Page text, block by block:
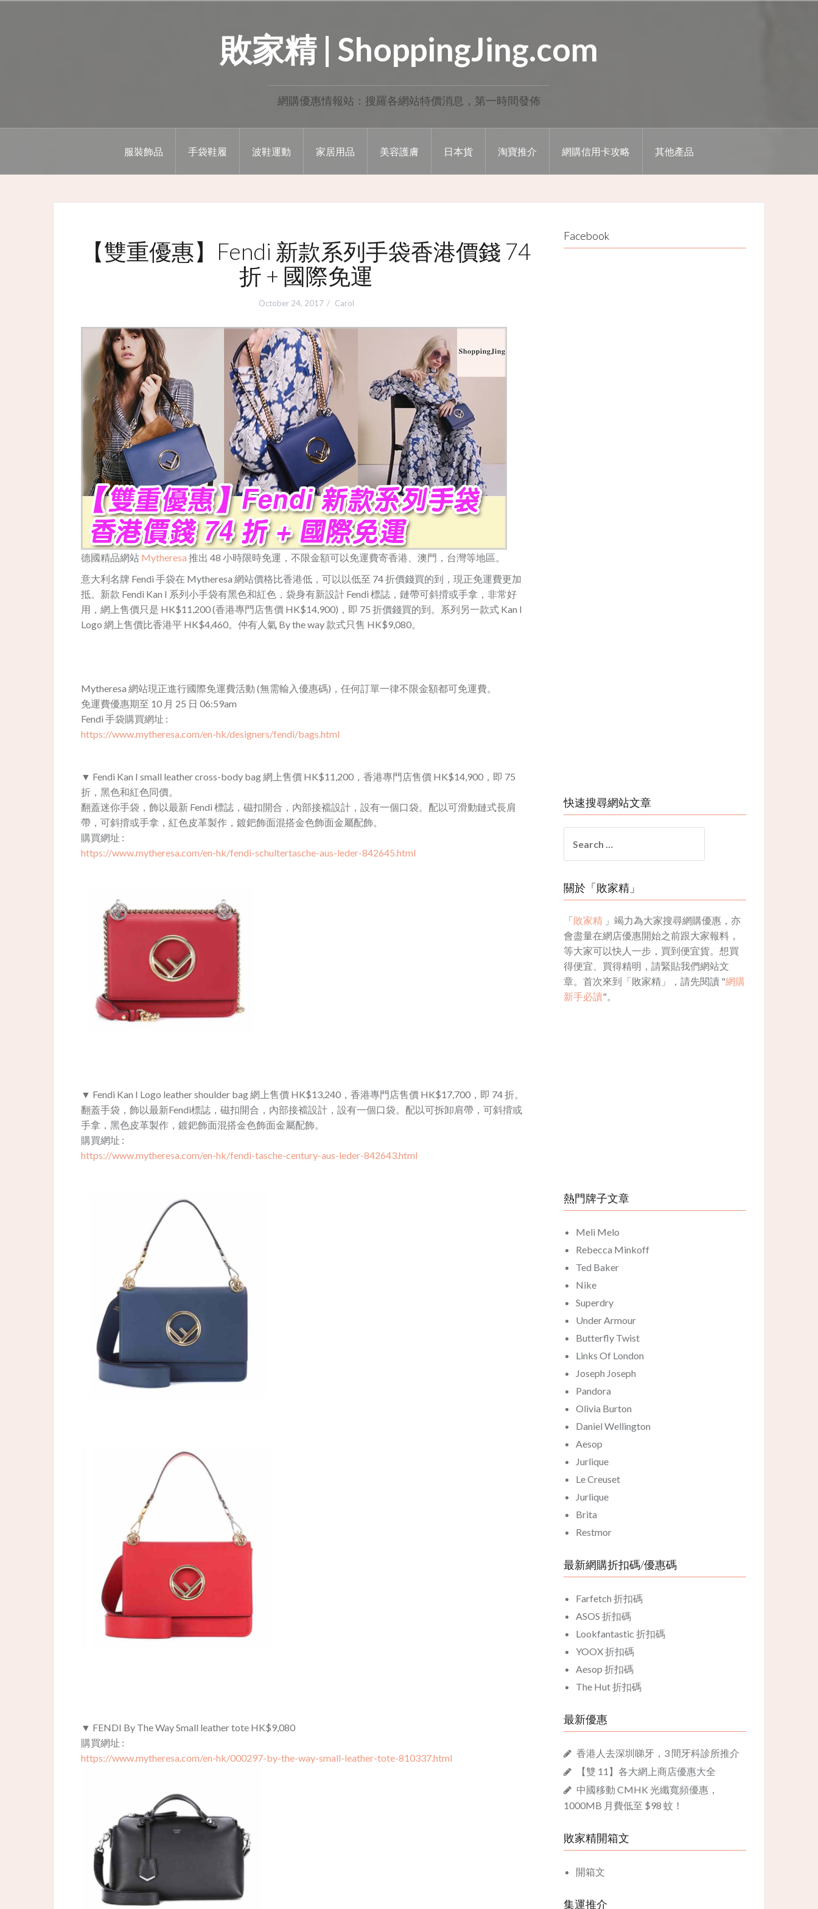
敗家精 | ShoppingJing.com
網購優惠情報站：搜羅各網站特價消息，第一時間發佈
服裝飾品 手袋鞋履 波鞋運動 家居用品 美容護膚 日本貨 淘寶推介 網購信用卡攻略 其他產品
【雙重優惠】Fendi 新款系列手袋香港價錢 74
折 + 國際免運
October 24, 2017 Carol
德國精品網站 Mytheresa 推出 48 小時限時免運，不限金額可以免運費寄香港、澳門，台灣等地區。
意大利名牌 Fendi 手袋在 Mytheresa 網站價格比香港低，可以以低至 74 折價錢買的到， 現正免運費更加
抵。 新款 Fendi Kan I 系列小手袋有黑色和紅色，袋身有新設計 Fendi 標誌，鏈帶可斜揹或手拿，非常好
用， 網上售價只是 HK$11,200 (香港專門店售價 HK$14,900)，即 75 折價錢買的到。系列另一款式 Kan I
Logo 網上售價比香港平 HK$4,460。仲有人氣 By the way 款式只售 HK$9,080。
Mytheresa 網站現正進行國際免運費活動 (無需輸入優惠碼)，任何訂單一律不限金額都可免運費。
免運費優惠期至 10 月 25 日 06:59am
Fendi 手袋購買網址 :
https://www.mytheresa.com/en-hk/designers/fendi/bags.html
▼ Fendi Kan I small leather cross-body bag 網上售價 HK$11,200，香港專門店售價 HK$14,900，即 75
折，黑色和紅色同價。
翻蓋迷你手袋，飾以最新 Fendi 標誌，磁扣開合，內部接襠設計，設有一個口袋。配以可滑動鏈式長肩
帶，可斜揹或手拿，紅色皮革製作，鍍鈀飾面混搭金色飾面金屬配飾。
購買網址 :
https://www.mytheresa.com/en-hk/fendi-schultertasche-aus-leder-842645.html
▼ Fendi Kan I Logo leather shoulder bag 網上售價 HK$13,240，香港專門店售價 HK$17,700，即 74 折。
翻蓋手袋，飾以最新Fendi標誌，磁扣開合，內部接襠設計，設有一個口袋。配以可拆卸肩帶，可斜揹或
手拿，黑色皮革製作，鍍鈀飾面混搭金色飾面金屬配飾。
購買網址 :
https://www.mytheresa.com/en-hk/fendi-tasche-century-aus-leder-842643.html
▼ FENDI By The Way Small leather tote HK$9,080
購買網址 :
https://www.mytheresa.com/en-hk/000297-by-the-way-small-leather-tote-810337.html
Facebook
快速搜尋網站文章
for:
關於「敗家精」
「敗家精 」竭力為大家搜尋網購優惠，亦
會盡量在網店優惠開始之前跟大家報料，
等大家可以快人一步，買到便宜貨。想買
得便宜、買得精明，請緊貼我們網站文
章。首次來到「敗家精」，請先閱讀 "網購
新手必讀"。
熱門牌子文章
Meli Melo
Rebecca Minkoff
Ted Baker
Nike
Superdry
Under Armour
Butterfly Twist
Links Of London
Joseph Joseph
Pandora
Olivia Burton
Daniel Wellington
Aesop
Jurlique
Le Creuset
Jurlique
Brita
Restmor
最新網購折扣碼/優惠碼
Farfetch 折扣碼
ASOS 折扣碼
Lookfantastic 折扣碼
YOOX 折扣碼
Aesop 折扣碼
The Hut 折扣碼
最新優惠
香港人去深圳睇牙，3 間牙科診所推介
【雙 11】各大網上商店優惠大全
中國移動 CMHK 光纖寬頻優惠，
1000MB 月費低至 $98 蚊！
敗家精開箱文
開箱文
集運推介